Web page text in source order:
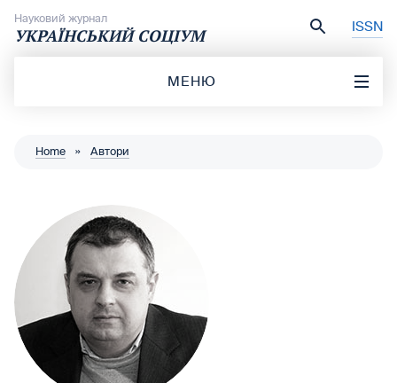
Науковий журнал
УКРАЇНСЬКИЙ СОЦІУМ ISSN
МЕНЮ
Home » Автори